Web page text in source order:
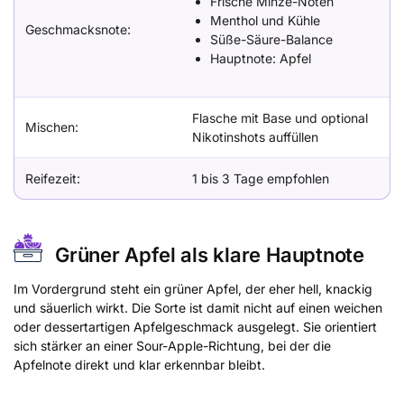
Geschmacksnote:
Menthol und Kühle
Süße-Säure-Balance
Hauptnote: Apfel
Mischen:
Flasche mit Base und optional
Nikotinshots auffüllen
Reifezeit: 1 bis 3 Tage empfohlen
Grüner Apfel als klare Hauptnote
Im Vordergrund steht ein grüner Apfel, der eher hell, knackig
und säuerlich wirkt. Die Sorte ist damit nicht auf einen weichen
oder dessertartigen Apfelgeschmack ausgelegt. Sie orientiert
sich stärker an einer Sour-Apple-Richtung, bei der die
Apfelnote direkt und klar erkennbar bleibt.